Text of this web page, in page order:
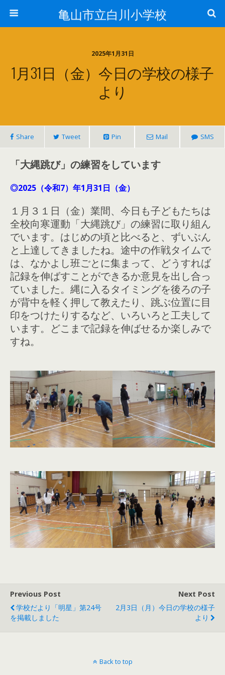
亀山市立白川小学校
2025年1月31日
1月31日（金）今日の学校の様子
より
Share Tweet Pin Mail SMS
「大縄跳び」の練習をしています
◎2025（令和7）年1月31日（金）
１月３１日（金）業間、今日も子どもたちは
全校向寒運動「大縄跳び」の練習に取り組ん
でいます。はじめの頃と比べると、ずいぶん
と上達してきましたね。途中の作戦タイムで
は、なかよし班ごとに集まって、どうすれば
記録を伸ばすことができるか意見を出し合っ
ていました。縄に入るタイミングを後ろの子
が背中を軽く押して教えたり、跳ぶ位置に目
印をつけたりするなど、いろいろと工夫して
います。どこまで記録を伸ばせるか楽しみで
すね。
Previous Post
学校だより「明星」第24号
を掲載しました
Next Post
2月3日（月）今日の学校の様子
より
Back to top